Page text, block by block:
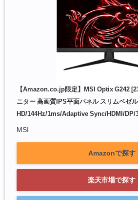
【Amazon.co.jp限定】MSI Optix G242
ニター 高画質IPS平面パネル スリムベゼ
HD/144Hz/1ms/Adaptive Sync/HDMI/DP/
MSI
Amazonで探す
楽天市場で探す